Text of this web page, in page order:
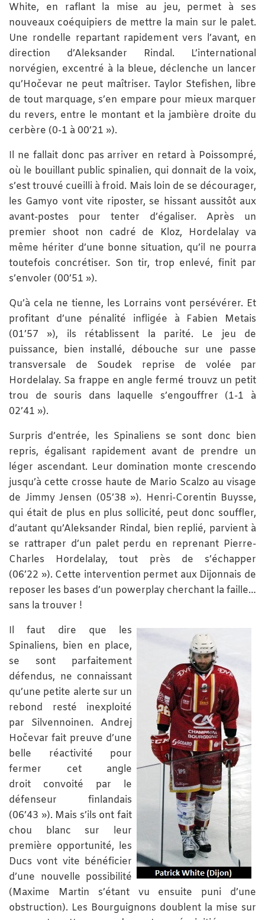
White, en raflant la mise au jeu, permet à ses
nouveaux coéquipiers de mettre la main sur le palet.
Une rondelle repartant rapidement vers l’avant, en
direction d’Aleksander Rindal. L’international
norvégien, excentré à la bleue, déclenche un lancer
qu’Hočevar ne peut maîtriser. Taylor Stefishen, libre
de tout marquage, s’en empare pour mieux marquer
du revers, entre le montant et la jambière droite du
cerbère (0-1 à 00’21 »).
Il ne fallait donc pas arriver en retard à Poissompré,
où le bouillant public spinalien, qui donnait de la voix,
s’est trouvé cueilli à froid. Mais loin de se décourager,
les Gamyo vont vite riposter, se hissant aussitôt aux
avant-postes pour tenter d’égaliser. Après un
premier shoot non cadré de Kloz, Hordelalay va
même hériter d’une bonne situation, qu’il ne pourra
toutefois concrétiser. Son tir, trop enlevé, finit par
s’envoler (00’51 »).
Qu’à cela ne tienne, les Lorrains vont persévérer. Et
profitant d’une pénalité infligée à Fabien Metais
(01’57 »), ils rétablissent la parité. Le jeu de
puissance, bien installé, débouche sur une passe
transversale de Soudek reprise de volée par
Hordelalay. Sa frappe en angle fermé trouvz un petit
trou de souris dans laquelle s’engouffrer (1-1 à
02’41 »).
Surpris d’entrée, les Spinaliens se sont donc bien
repris, égalisant rapidement avant de prendre un
léger ascendant. Leur domination monte crescendo
jusqu’à cette crosse haute de Mario Scalzo au visage
de Jimmy Jensen (05’38 »). Henri-Corentin Buysse,
qui était de plus en plus sollicité, peut donc souffler,
d’autant qu’Aleksander Rindal, bien replié, parvient à
se rattraper d’un palet perdu en reprenant Pierre-
Charles Hordelalay, tout près de s’échapper
(06’22 »). Cette intervention permet aux Dijonnais de
reposer les bases d’un powerplay cherchant la faille…
sans la trouver !
Il faut dire que les
Spinaliens, bien en place,
se sont parfaitement
défendus, ne connaissant
qu’une petite alerte sur un
rebond resté inexploité
par Silvennoinen. Andrej
Hočevar fait preuve d’une
belle réactivité pour
fermer cet angle
droit convoité par le
défenseur finlandais
(06’43 »). Mais s’ils ont fait
chou blanc sur leur
première opportunité, les
Ducs vont vite bénéficier
d’une nouvelle possibilité
(Maxime Martin s’étant vu ensuite puni d’une
obstruction). Les Bourguignons doublent la mise sur